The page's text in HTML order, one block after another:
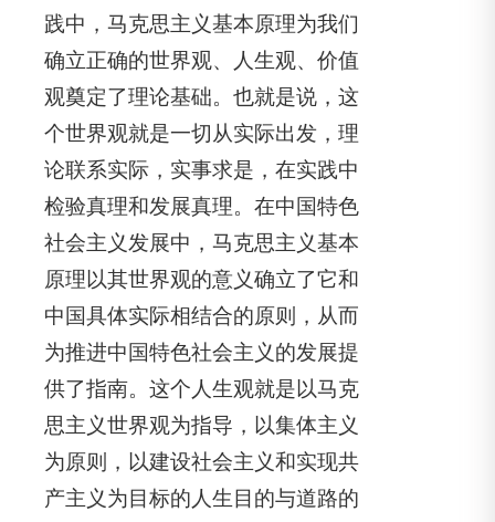
践中，马克思主义基本原理为我们
确立正确的世界观、人生观、价值
观奠定了理论基础。也就是说，这
个世界观就是一切从实际出发，理
论联系实际，实事求是，在实践中
检验真理和发展真理。在中国特色
社会主义发展中，马克思主义基本
原理以其世界观的意义确立了它和
中国具体实际相结合的原则，从而
为推进中国特色社会主义的发展提
供了指南。这个人生观就是以马克
思主义世界观为指导，以集体主义
为原则，以建设社会主义和实现共
产主义为目标的人生目的与道路的